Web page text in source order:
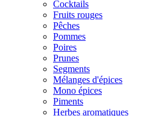
Cocktails
Fruits rouges
Pêches
Pommes
Poires
Prunes
Segments
Mélanges d'épices
Mono épices
Piments
Herbes aromatiques